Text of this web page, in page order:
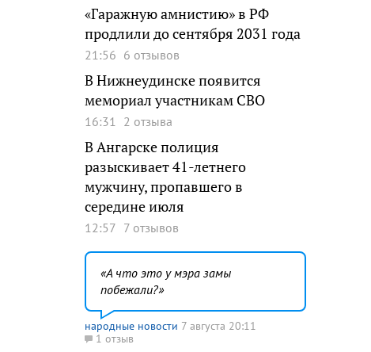
«Гаражную амнистию» в РФ
продлили до сентября 2031 года
21:56 6 отзывов
В Нижнеудинске появится
мемориал участникам СВО
16:31 2 отзыва
В Ангарске полиция
разыскивает 41-летнего
мужчину, пропавшего в
середине июля
12:57 7 отзывов
А что это у мэра замы
побежали?
народные новости 7 августа 20:11
1 отзыв